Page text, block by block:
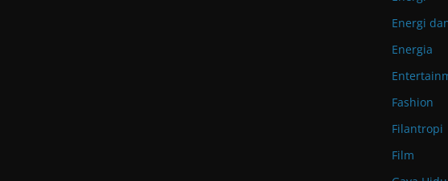
Energi
Energia
Fashion
Filantropi
Film